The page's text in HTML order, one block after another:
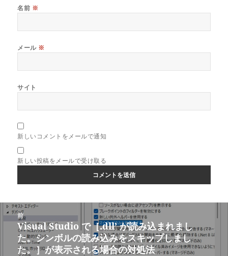
名前 ※
メール ※
サイト
新しいコメントをメールで通知
新しい投稿をメールで受け取る
投
稿
前
前
の
投
Visual Studio で［.dll’ が読み込まれまし
た。シンボルの読み込みをスキップしまし
た。］が表示される場合の対処法